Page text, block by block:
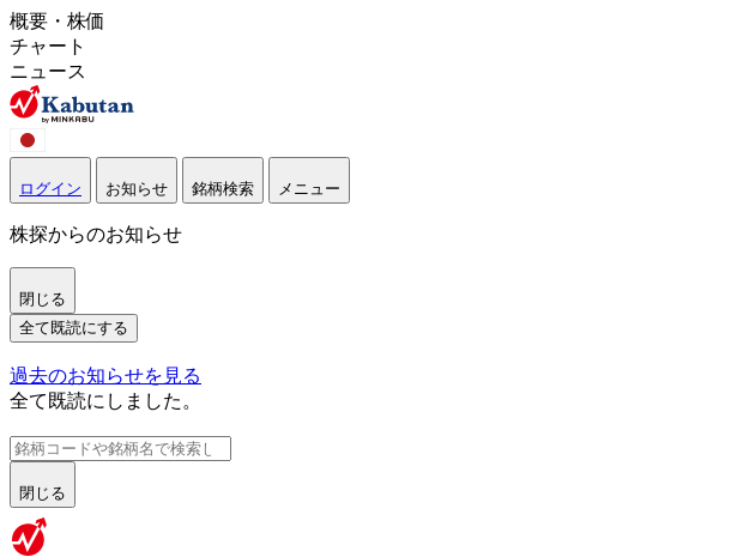
概要・株価
チャート
ニュース
ログイン お知らせ 銘柄検索 メニュー
株探からのお知らせ
閉じる
全て既読にする
過去のお知らせを見る
全て既読にしました。
閉じる